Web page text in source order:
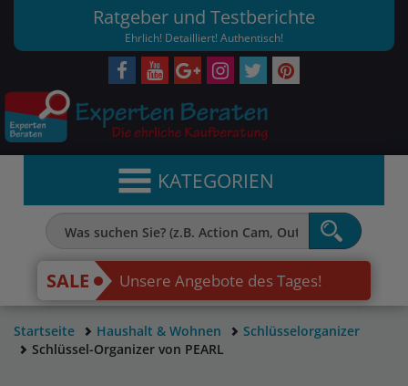
Ratgeber und Testberichte
Ehrlich! Detailliert! Authentisch!
KATEGORIEN
SALE Unsere Angebote des Tages!
Startseite Haushalt & Wohnen
Schlüsselorganizer
Schlüssel-Organizer von PEARL